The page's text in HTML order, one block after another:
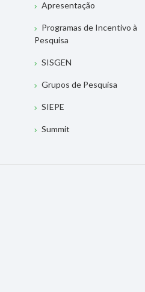
Apresentação
Programas de Incentivo à
Pesquisa
SISGEN
Grupos de Pesquisa
SIEPE
Summit